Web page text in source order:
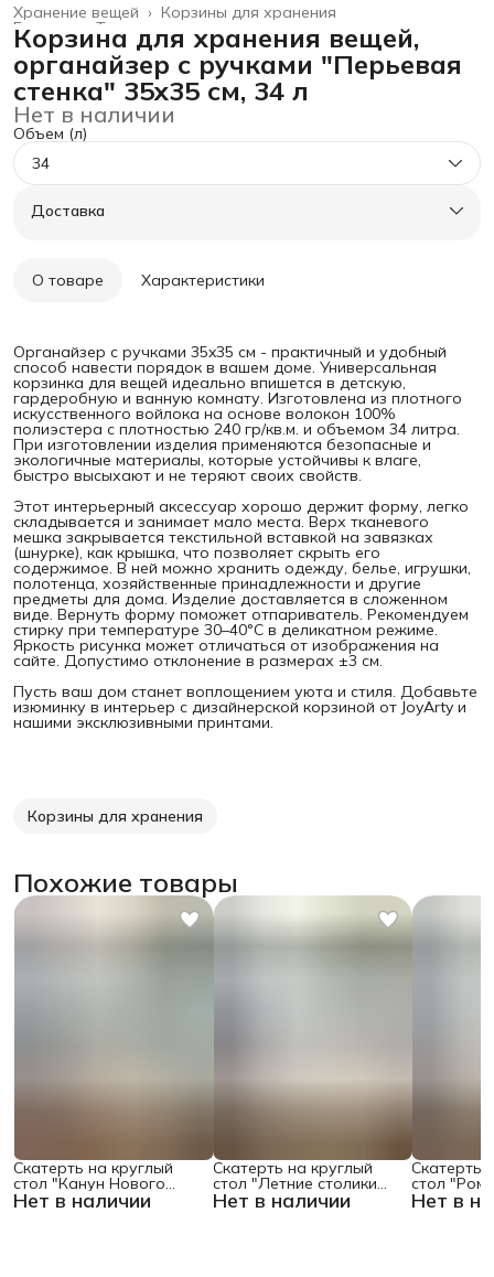
Корзины для хранения
Хранение вещей ›
Товары для дома
Главная
Корзина для хранения вещей,
органайзер с ручками "Перьевая
стенка" 35x35 см, 34 л
Нет в наличии
Объем (л)
34
Доставка
О товаре Характеристики
Органайзер с ручками 35x35 см - практичный и удобный
способ навести порядок в вашем доме. Универсальная
корзинка для вещей идеально впишется в детскую,
гардеробную и ванную комнату. Изготовлена из плотного
искусственного войлока на основе волокон 100%
полиэстера с плотностью 240 гр/кв.м. и объемом 34 литра.
При изготовлении изделия применяются безопасные и
экологичные материалы, которые устойчивы к влаге,
быстро высыхают и не теряют своих свойств.
Этот интерьерный аксессуар хорошо держит форму, легко
складывается и занимает мало места. Верх тканевого
мешка закрывается текстильной вставкой на завязках
(шнурке), как крышка, что позволяет скрыть его
содержимое. В ней можно хранить одежду, белье, игрушки,
полотенца, хозяйственные принадлежности и другие
предметы для дома. Изделие доставляется в сложенном
виде. Вернуть форму поможет отпариватель. Рекомендуем
стирку при температуре 30–40°C в деликатном режиме.
Яркость рисунка может отличаться от изображения на
сайте. Допустимо отклонение в размерах ±3 см.
Пусть ваш дом станет воплощением уюта и стиля. Добавьте
изюминку в интерьер с дизайнерской корзиной от JoyArty и
нашими эксклюзивными принтами.
Корзины для хранения
Похожие товары
Нет в наличии
Скатерть на круглый
стол "Канун Нового
Года", 150х150 , серия Нет в наличии
Скатерть на круглый
стол "Летние столики
кафе", 150х150 Нет в
Скатерть
стол
поляне",